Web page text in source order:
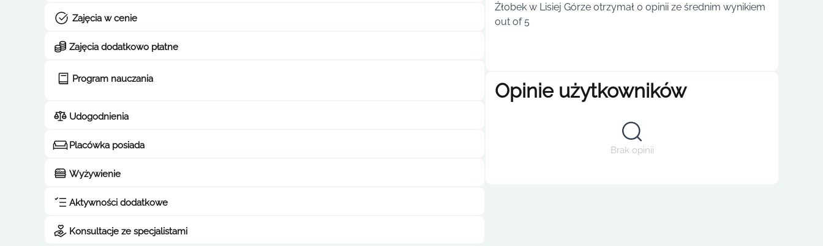
Zajęcia w cenie
Zajęcia dodatkowo płatne
Program nauczania
Udogodnienia
Placówka posiada
Wyżywienie
Aktywności dodatkowe
Konsultacje ze specjalistami
Żłobek w Lisiej Górze otrzymał 0 opinii ze średnim wynikiem
out of 5
Opinie użytkowników
Brak opinii